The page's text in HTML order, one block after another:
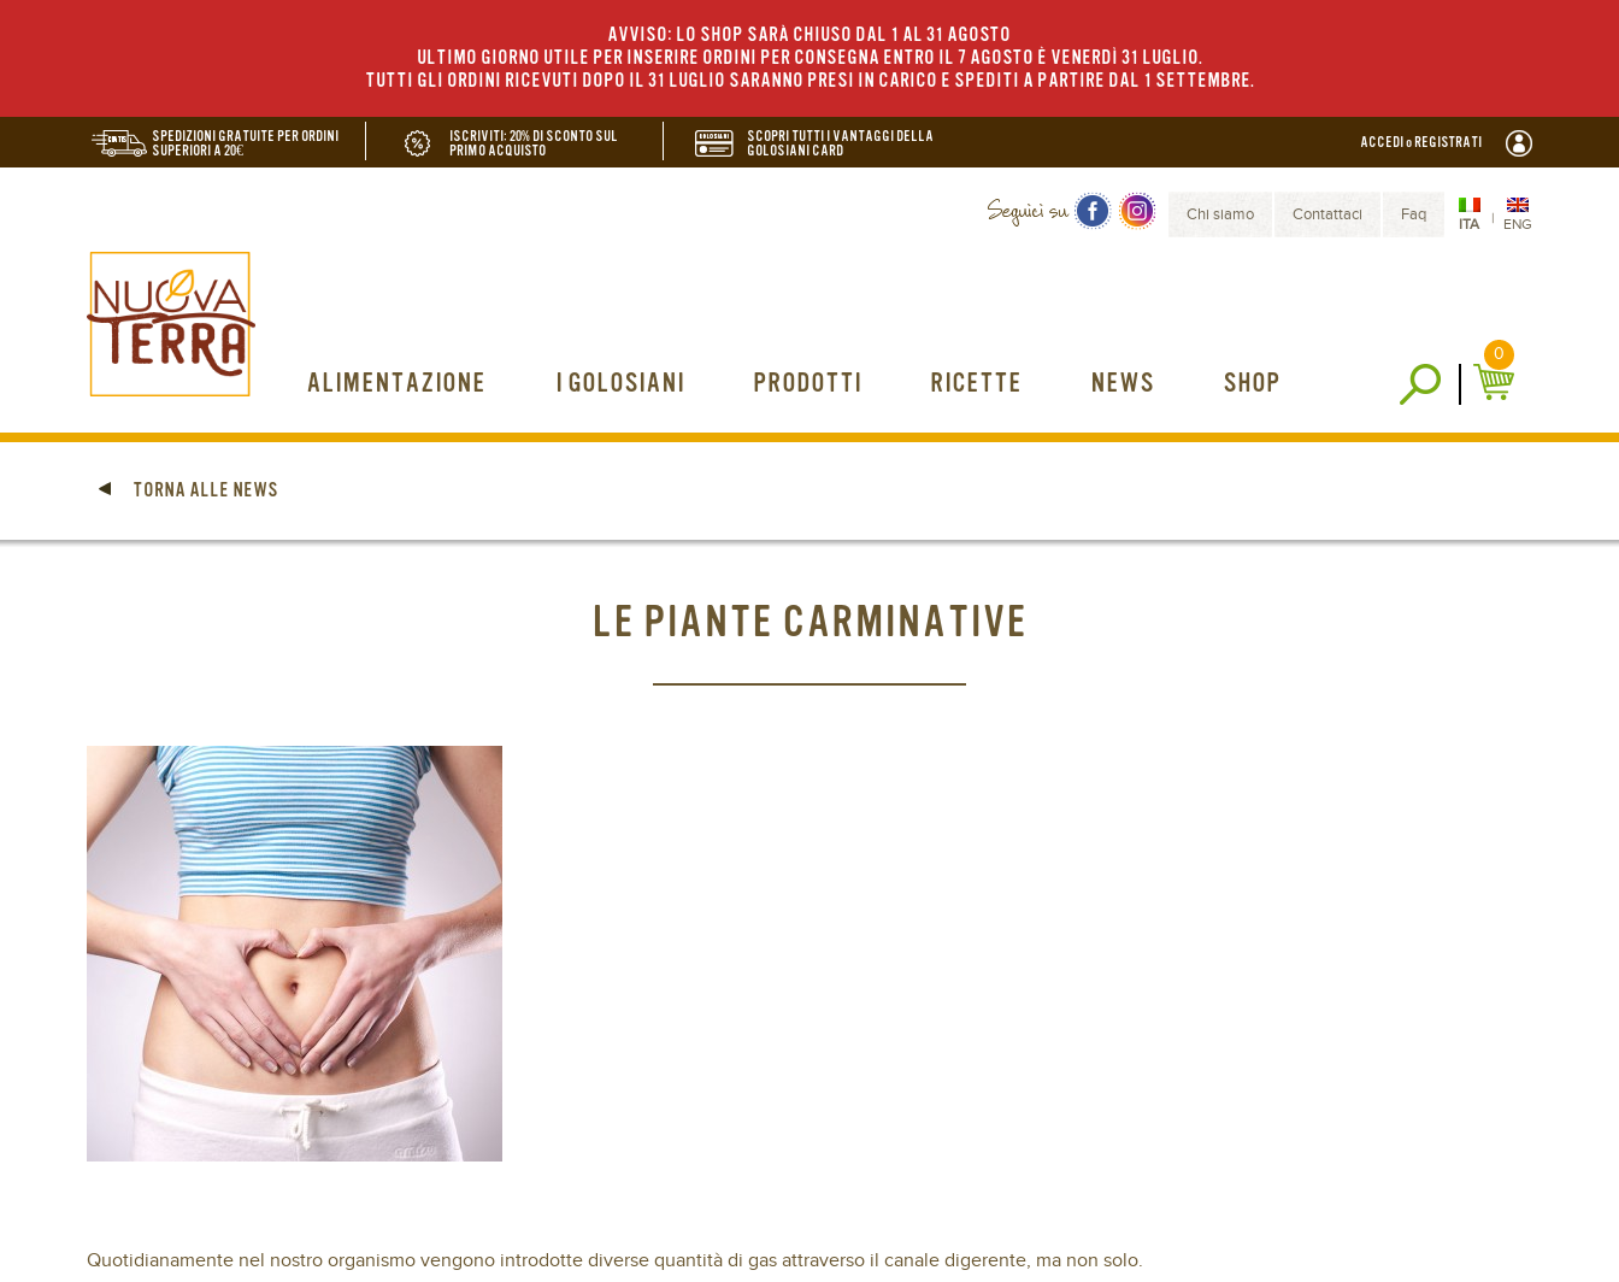
AVVISO: LO SHOP SARÀ CHIUSO DAL 1 AL 31 AGOSTO
ULTIMO GIORNO UTILE PER INSERIRE ORDINI PER CONSEGNA ENTRO IL 7 AGOSTO È VENERDÌ 31 LUGLIO.
TUTTI GLI ORDINI RICEVUTI DOPO IL 31 LUGLIO SARANNO PRESI IN CARICO E SPEDITI A PARTIRE DAL 1 SETTEMBRE.
SPEDIZIONI GRATUITE PER ORDINI
SUPERIORI A 20€
ISCRIVITI: 20% DI SCONTO SUL
PRIMO ACQUISTO
SCOPRI TUTTI I VANTAGGI DELLA
GOLOSIANI CARD
ACCEDI o REGISTRATI
ITA | ENG
Chi siamo Contattaci Faq
ALIMENTAZIONE I GOLOSIANI PRODOTTI RICETTE NEWS SHOP
0
TORNA ALLE NEWS
LE PIANTE CARMINATIVE
Quotidianamente nel nostro organismo vengono introdotte diverse quantità di gas attraverso il canale digerente, ma non solo.